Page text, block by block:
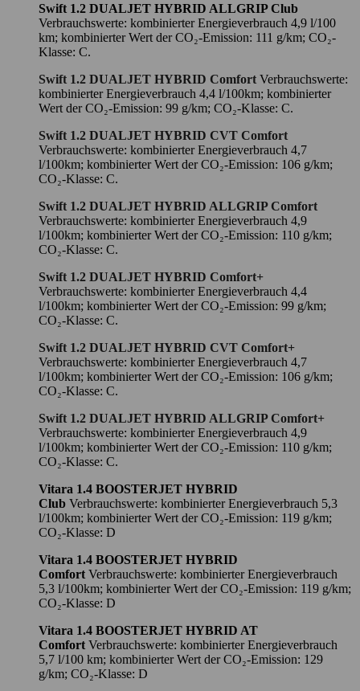
Swift 1.2 DUALJET HYBRID ALLGRIP Club
Verbrauchswerte: kombinierter Energieverbrauch 4,9 l/100
km; kombinierter Wert der CO₂-Emission: 111 g/km; CO₂-
Klasse: C.
Swift 1.2 DUALJET HYBRID Comfort Verbrauchswerte:
kombinierter Energieverbrauch 4,4 l/100km; kombinierter
Wert der CO₂-Emission: 99 g/km; CO₂-Klasse: C.
Swift 1.2 DUALJET HYBRID CVT Comfort
Verbrauchswerte: kombinierter Energieverbrauch 4,7
l/100km; kombinierter Wert der CO₂-Emission: 106 g/km;
CO₂-Klasse: C.
Swift 1.2 DUALJET HYBRID ALLGRIP Comfort
Verbrauchswerte: kombinierter Energieverbrauch 4,9
l/100km; kombinierter Wert der CO₂-Emission: 110 g/km;
CO₂-Klasse: C.
Swift 1.2 DUALJET HYBRID Comfort+
Verbrauchswerte: kombinierter Energieverbrauch 4,4
l/100km; kombinierter Wert der CO₂-Emission: 99 g/km;
CO₂-Klasse: C.
Swift 1.2 DUALJET HYBRID CVT Comfort+
Verbrauchswerte: kombinierter Energieverbrauch 4,7
l/100km; kombinierter Wert der CO₂-Emission: 106 g/km;
CO₂-Klasse: C.
Swift 1.2 DUALJET HYBRID ALLGRIP Comfort+
Verbrauchswerte: kombinierter Energieverbrauch 4,9
l/100km; kombinierter Wert der CO₂-Emission: 110 g/km;
CO₂-Klasse: C.
Vitara 1.4 BOOSTERJET HYBRID
Club Verbrauchswerte: kombinierter Energieverbrauch 5,3
l/100km; kombinierter Wert der CO₂-Emission: 119 g/km;
CO₂-Klasse: D
Vitara 1.4 BOOSTERJET HYBRID
Comfort Verbrauchswerte: kombinierter Energieverbrauch
5,3 l/100km; kombinierter Wert der CO₂-Emission: 119 g/km;
CO₂-Klasse: D
Vitara 1.4 BOOSTERJET HYBRID AT
Comfort Verbrauchswerte: kombinierter Energieverbrauch
5,7 l/100 km; kombinierter Wert der CO₂-Emission: 129
g/km; CO₂-Klasse: D